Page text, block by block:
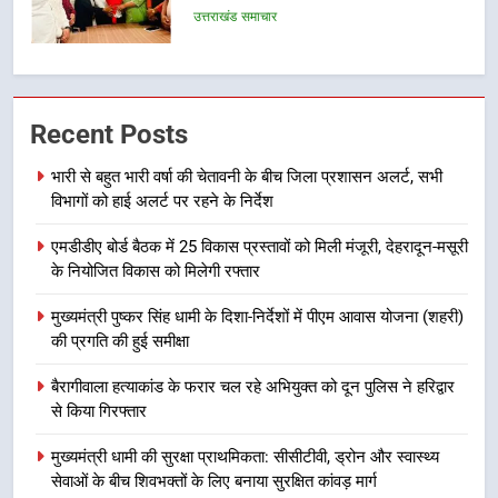
का शुभारंभ
उत्तराखंड समाचार
7
उत्तराखंड समाचार
महाराज की राजस्थान के मुख्यमंत्री से
शिष्टाचार भेंट पर्यटन और सांस्कृतिक
गतिविधियों के विस्तार पर हुई चर्चा
उत्तराखंड समाचार
भारी से बहुत भारी वर्षा की चेतावनी के बीच
अलर्ट पर रहने के निर्देश
उत्तराखंड समाचार
Recent Posts
भारी से बहुत भारी वर्षा की चेतावनी के बीच जिला प्रशासन अलर्ट, सभी
विभागों को हाई अलर्ट पर रहने के निर्देश
एमडीडीए बोर्ड बैठक में 25 विकास प्रस्तावों को मिली मंजूरी, देहरादून-मसूरी
के नियोजित विकास को मिलेगी रफ्तार
मुख्यमंत्री पुष्कर सिंह धामी के दिशा-निर्देशों में पीएम आवास योजना (शहरी)
की प्रगति की हुई समीक्षा
बैरागीवाला हत्याकांड के फरार चल रहे अभियुक्त को दून पुलिस ने हरिद्वार
से किया गिरफ्तार
मुख्यमंत्री धामी की सुरक्षा प्राथमिकता: सीसीटीवी, ड्रोन और स्वास्थ्य
सेवाओं के बीच शिवभक्तों के लिए बनाया सुरक्षित कांवड़ मार्ग